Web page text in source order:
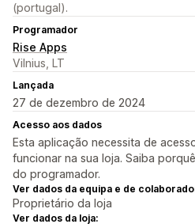
(portugal).
Programador
Rise Apps
Vilnius, LT
Lançada
27 de dezembro de 2024
Acesso aos dados
Esta aplicação necessita de
funcionar na sua loja. Saiba
do programador.
Ver dados da equipa e de
Proprietário da loja
Ver dados da loja: